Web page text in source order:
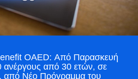
OAED: Από Παρασκευή
ανέργους από 30 ετών, σε
από Νέο Πρόγραμμα του